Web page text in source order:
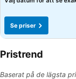
Se priser
Pristrend
Baserat på de lägsta